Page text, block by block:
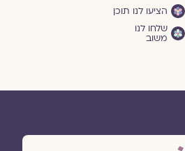
הציעו לנו תוכן
שלחו לנו
משוב